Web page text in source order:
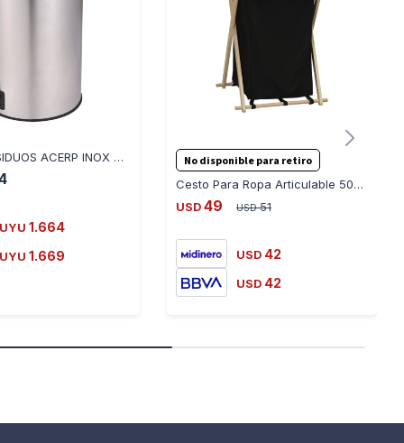
TARRO RESIDUOS ACERP INOX 20LT SAFIRA 12121008229
UYU 1.664
UYU 1.669
No disponible para retiro
Cesto Para Ropa Articulable 50cm X 43cm X 76cm Bambú Tela
USD 49 USD 51
USD 42
USD 42